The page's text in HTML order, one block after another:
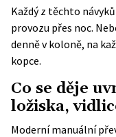
Každý z těchto
provozu přes noc.
denně v koloně, na
kopce.
Co se děje
ložiska,
Moderní manuální